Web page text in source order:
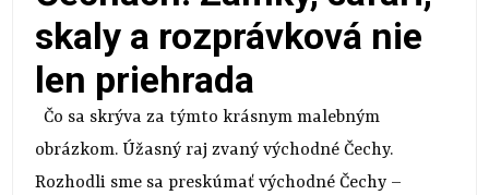
skaly a rozprávková nie
len priehrada
Čo sa skrýva za týmto krásnym malebným
obrázkom. Úžasný raj zvaný východné Čechy.
Rozhodli sme sa preskúmať východné Čechy –